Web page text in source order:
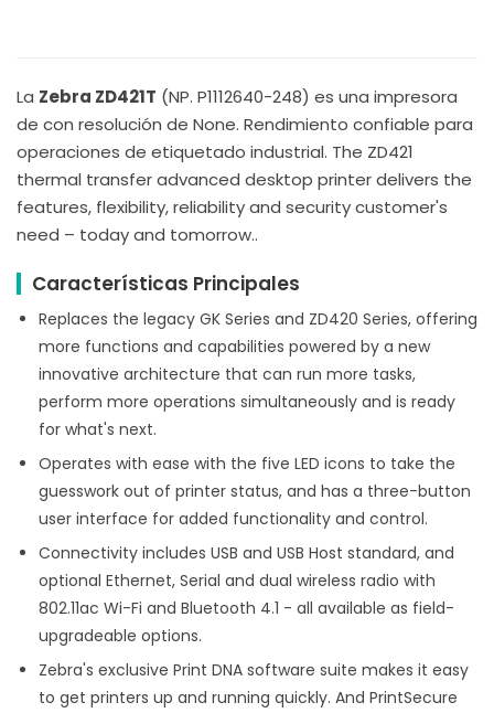
La Zebra ZD421T (NP. P1112640-248) es una impresora
de con resolución de None. Rendimiento confiable para
operaciones de etiquetado industrial. The ZD421
thermal transfer advanced desktop printer delivers the
features, flexibility, reliability and security customer's
need – today and tomorrow..
Características Principales
Replaces the legacy GK Series and ZD420 Series, offering
more functions and capabilities powered by a new
innovative architecture that can run more tasks,
perform more operations simultaneously and is ready
for what's next.
Operates with ease with the five LED icons to take the
guesswork out of printer status, and has a three-button
user interface for added functionality and control.
Connectivity includes USB and USB Host standard, and
optional Ethernet, Serial and dual wireless radio with
802.11ac Wi-Fi and Bluetooth 4.1 - all available as field-
upgradeable options.
Zebra's exclusive Print DNA software suite makes it easy
to get printers up and running quickly. And PrintSecure